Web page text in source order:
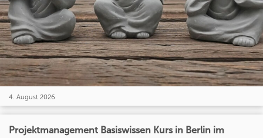
4. August 2026
Projektmanagement Basiswissen Kurs in Berlin im